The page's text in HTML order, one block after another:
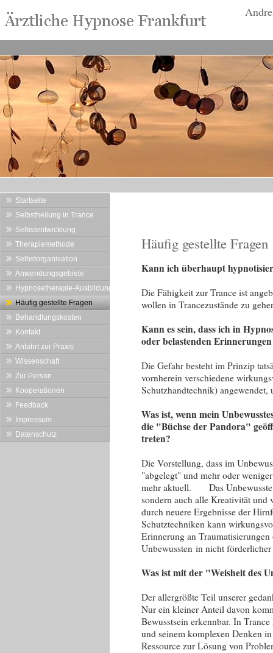
Startseite
Selbstheilung in Trance
Selbstentwicklung
Therapiemethode
Selbstorganisation
Anwendungsgebiete
Hypnosetherapie-Ausbildung
Häufig gestellte Fragen
Behandlungskosten
Kontakt
Anfahrt zur Praxis
Wissenschaft
Zur Person
Kooperationen
Feedback
Impressum
Datenschutz
Häufig gestellte Fragen
Kann ich überhaupt
Die Fähigkeit zur Trance ist
wollen in Trancezustände zu
Kann es sein, dass ich in
oder belastenden
Die Gefahr besteht im Prinzip
vornherein verschiedene
Schutzhandtechnik)
Was ist, wenn mein
die "Büchse der Pandora"
treten?
Die Vorstellung, dass im
"abgelegt" und mehr oder
mehr aktuell. Das Unbewusste
sondern auch alle Kreativität und
durch neuere Ergebnisse der
Schutztechniken kann
Erinnerung an
Unbewussten in nicht
Was ist mit der "Weisheit des
Der allergrößte Teil unserer
Nur ein kleiner Anteil davon
Bewusstsein erkennbar. In
und seinem komplexen Denken
Ressource zur Lösung von